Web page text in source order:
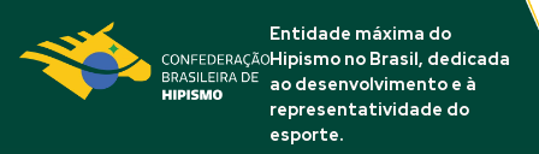
Entidade máxima do
Hipismo no Brasil, dedicada
ao desenvolvimento e à
representatividade do
esporte.